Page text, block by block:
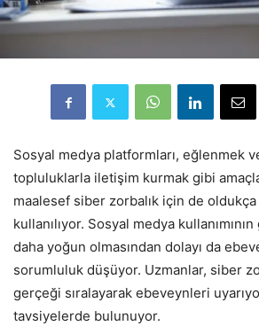
Sosyal medya platformları, eğlenmek
topluluklarla iletişim kurmak gibi
maalesef siber zorbalık için de
kullanılıyor. Sosyal medya
daha yoğun olmasından dolayı da
sorumluluk düşüyor. Uzmanlar, siber
gerçeği sıralayarak ebeveynleri
tavsiyelerde bulunuyor.